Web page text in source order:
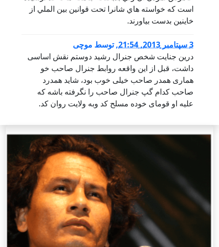
است که خواسته هاي شانرا تحت قوانين بين الملي از
خاينين بدست بياورند.
3 سپتامبر 2013, 21:54 ,توسط موچی
درین جنایت شخص جنرال رشید دوستم نقش اساسی
داشت، قبل از این واقعه روابط جنرال صاحب خو
هماری همدر صاحب خیلی خوب بود، شاید همدرد
صاحب کدام گپ جنرال صاحب را نگرفته باشه که
علیه او قومای خوده مسلح کد وبه ولایت روان کد.